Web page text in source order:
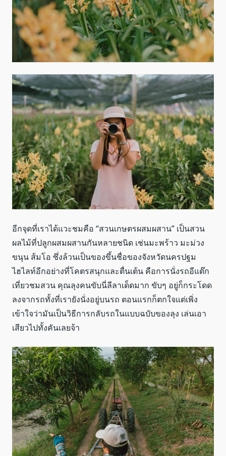
อีกจุดที่เราได้แวะชมคือ “สวนเกษตรผสมผสาน” เป็นสวน
ผลไม้ที่ปลูกผสมผสานกันหลายชนิด เช่นมะพร้าว มะม่วง
ขนุน ส้มโอ ซึ่งล้วนเป็นของขึ้นชื่อของจังหวัดนครปฐม
ไฮไลท์อีกอย่างที่โคตรสนุกและตื่นเต้น คือการนั่งรถอีแต๊ก
เที่ยวชมสวน คุณลุงคนขับนี่ลีลาเด็ดมาก ขับๆ อยู่ก็กระโดด
ลงจากรถทั้งที่เรายังนั่งอยู่บนรถ ตอนแรกก็ตกใจแต่เพิ่ง
เข้าใจว่ามันเป็นวิธีการกลับรถในแบบฉบับของลุง เล่นเอา
เสียวไปทั้งคันเลยจ้า